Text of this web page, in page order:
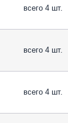
всего 4 шт.
всего 4 шт.
всего 4 шт.